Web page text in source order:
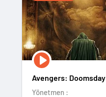
Avengers: Doomsday
Yönetmen :